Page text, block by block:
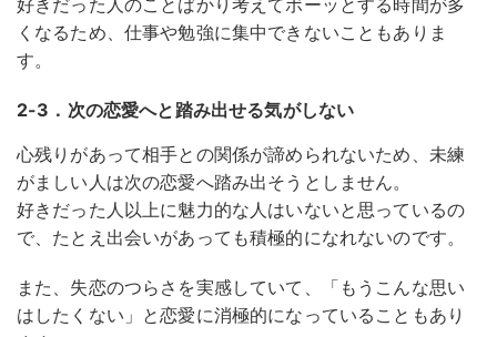
好きだった人のことばかり考えてボーッとする時間が多
くなるため、仕事や勉強に集中できないこともありま
す。
2-3．次の恋愛へと踏み出せる気がしない
心残りがあって相手との関係が諦められないため、未練
がましい人は次の恋愛へ踏み出そうとしません。
好きだった人以上に魅力的な人はいないと思っているの
で、たとえ出会いがあっても積極的になれないのです。
また、失恋のつらさを実感していて、「もうこんな思い
はしたくない」と恋愛に消極的になっていることもあり